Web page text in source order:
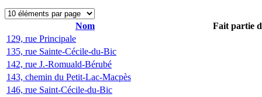
Nom
Fait partie
129, rue Principale
135, rue Sainte-Cécile-du-Bic
142, rue J.-Romuald-Bérubé
143, chemin du Petit-Lac-Macpès
146, rue Saint-Cécile-du-Bic